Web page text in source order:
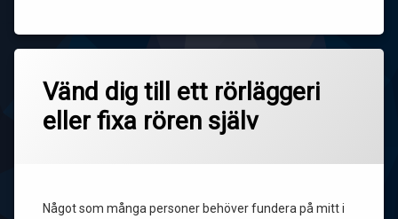
Vänd dig till ett rörläggeri
eller fixa rören själv
Något som många personer behöver fundera på mitt i